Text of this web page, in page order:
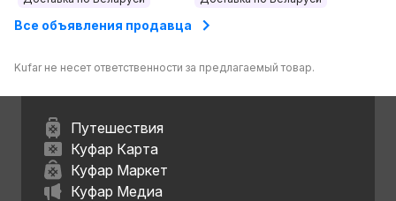
Все объявления продавца
Kufar не несет ответственности за предлагаемый товар.
Путешествия
Куфар Карта
Куфар Маркет
Куфар Медиа